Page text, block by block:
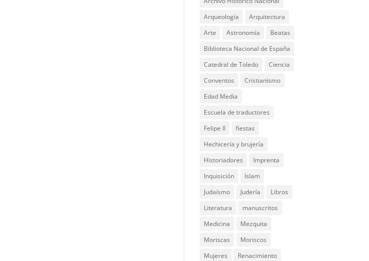
Arqueología
Arquitectura
Arte
Astronomía
Beatas
Biblioteca Nacional de España
Catedral de Toledo
Ciencia
Conventos
Cristianismo
Edad Media
Escuela de traductores
Felipe II
fiestas
Hechicería y brujería
Historiadores
Imprenta
Inquisición
Islam
Judaísmo
Judería
Libros
Literatura
manuscritos
Medicina
Mezquita
Moriscas
Moriscos
Mujeres
Renacimiento